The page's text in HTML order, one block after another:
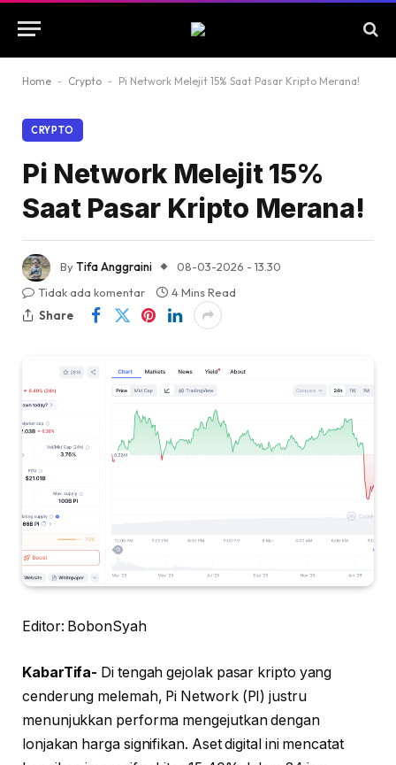
Home - Crypto - Pi Network Melejit 15% Saat Pasar Kripto Merana!
CRYPTO
Pi Network Melejit 15%
Saat Pasar Kripto Merana!
ByTifa Anggraini
08-03-2026 - 13.30
Tidak ada komentar
4 Mins Read
Share
Editor: BobonSyah
KabarTifa- Di tengah gejolak pasar kripto yang
cenderung melemah, Pi Network (PI) justru
menunjukkan performa mengejutkan dengan
lonjakan harga signifikan. Aset digital ini mencatat